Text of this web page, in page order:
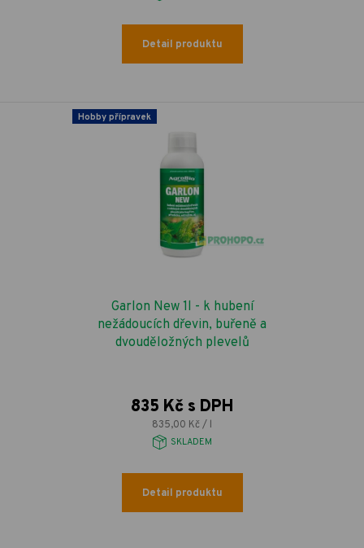
Detail produktu
Hobby přípravek
Garlon New 1l - k hubení
nežádoucích dřevin, buřeně a
dvouděložných plevelů
835 Kč s DPH
835,00 Kč / l
SKLADEM
Detail produktu